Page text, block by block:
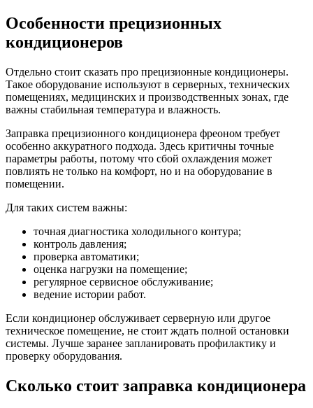
Особенности прецизионных
кондиционеров
Отдельно стоит сказать про прецизионные кондиционеры.
Такое оборудование используют в серверных, технических
помещениях, медицинских и производственных зонах, где
важны стабильная температура и влажность.
Заправка прецизионного кондиционера фреоном требует
особенно аккуратного подхода. Здесь критичны точные
параметры работы, потому что сбой охлаждения может
повлиять не только на комфорт, но и на оборудование в
помещении.
Для таких систем важны:
точная диагностика холодильного контура;
контроль давления;
проверка автоматики;
оценка нагрузки на помещение;
регулярное сервисное обслуживание;
ведение истории работ.
Если кондиционер обслуживает серверную или другое
техническое помещение, не стоит ждать полной остановки
системы. Лучше заранее запланировать профилактику и
проверку оборудования.
Сколько стоит заправка кондиционера